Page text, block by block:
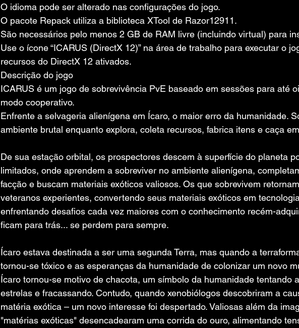
O idioma pode ser alterado nas configurações do jogo.
O pacote Repack utiliza a biblioteca XTool de Razor12911.
São necessários pelo menos 2 GB de RAM livre (incluindo virtual) para
Use o ícone “ICARUS (DirectX 12)” na área de trabalho para executar o
recursos do DirectX 12 ativados.
Descrição do jogo
ICARUS é um jogo de sobrevivência PvE baseado em sessões para até
modo cooperativo.
Enfrente a selvageria alienígena em Ícaro, o maior erro da humanidade.
ambiente brutal enquanto explora, coleta recursos, fabrica itens e caça
De sua estação orbital, os prospectores descem à superfície do planeta
limitados, onde aprendem a sobreviver no ambiente alienígena,
facção e buscam materiais exóticos valiosos. Os que sobrevivem
veteranos experientes, convertendo seus materiais exóticos em
enfrentando desafios cada vez maiores com o conhecimento recém-
ficam para trás... se perdem para sempre.
Ícaro estava destinada a ser uma segunda Terra, mas quando a
tornou-se tóxico e as esperanças da humanidade de colonizar um novo
Ícaro tornou-se motivo de chacota, um símbolo da humanidade tentando
estrelas e fracassando. Contudo, quando xenobiólogos descobriram a
matéria exótica – um novo interesse foi despertado. Valiosas além da
"matérias exóticas" desencadearam uma corrida do ouro, alimentando